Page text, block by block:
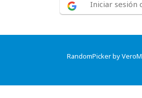
Iniciar sesión
RandomPicker by